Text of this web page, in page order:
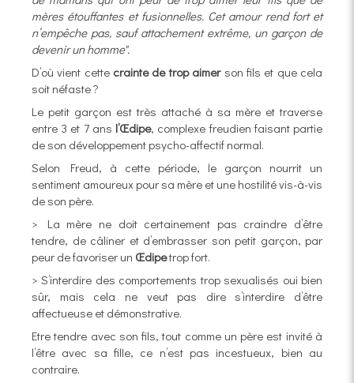
mères étouffantes et fusionnelles. Cet amour rend fort et
n’empêche pas, sauf attachement extrême, un garçon de
devenir un homme".
D’où vient cette crainte de trop aimerson fils et que cela
soit néfaste ?
Le petit garçon est très attaché à sa mère et traverse
entre 3 et 7 ans l’Œdipe, complexe freudien faisant partie
de son développement psycho-affectif normal.
Selon Freud, à cette période, le garçon nourrit un
sentiment amoureux pour sa mère et une hostilité vis-à-vis
de son père.
> La mère ne doit certainement pas craindre d’être
tendre, de câliner et d’embrasser son petit garçon, par
peur de favoriser un Œdipetrop fort.
> S’interdire des comportements trop sexualisés oui bien
sûr, mais cela ne veut pas dire s’interdire d’être
affectueuse et démonstrative.
Etre tendre avec son fils, tout comme un père est invité à
l’être avec sa fille, ce n’est pas incestueux, bien au
contraire.